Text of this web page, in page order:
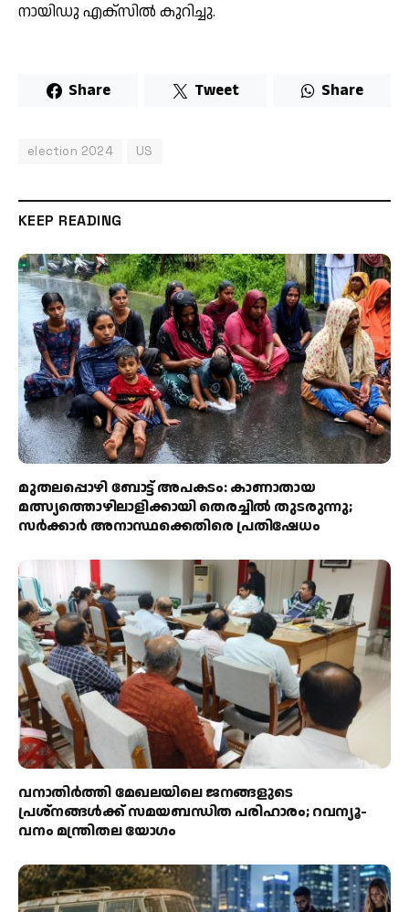
നായിഡു എക്‌സിൽ കുറിച്ചു.
Share Tweet Share
election 2024 US
KEEP READING
മുതലപ്പൊഴി ബോട്ട് അപകടം: കാണാതായ
മത്സ്യത്തൊഴിലാളിക്കായി തെരച്ചിൽ തുടരുന്നു;
സർക്കാർ അനാസ്ഥക്കെതിരെ പ്രതിഷേധം
വനാതിർത്തി മേഖലയിലെ ജനങ്ങളുടെ
പ്രശ്നങ്ങൾക്ക് സമയബന്ധിത പരിഹാരം; റവന്യൂ-
വനം മന്ത്രിതല യോഗം